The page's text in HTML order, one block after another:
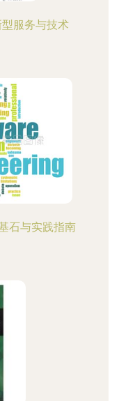
服务与技术
石与实践指南